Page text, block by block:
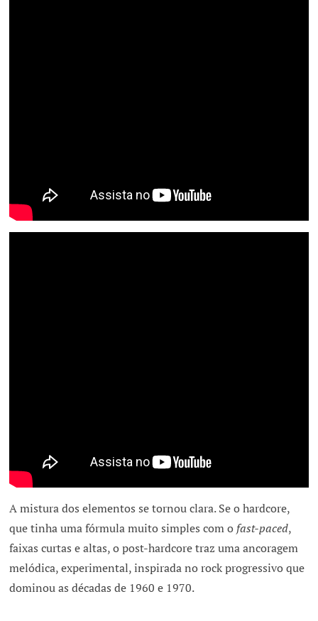
A mistura dos elementos se tornou clara. Se o hardcore,
que tinha uma fórmula muito simples com o fast-paced,
faixas curtas e altas, o post-hardcore traz uma ancoragem
melódica, experimental, inspirada no rock progressivo que
dominou as décadas de 1960 e 1970.